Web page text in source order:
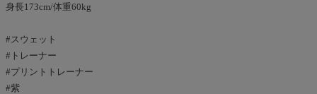
身長173cm/体重60kg
#スウェット
#トレーナー
#プリントトレーナー
#紫